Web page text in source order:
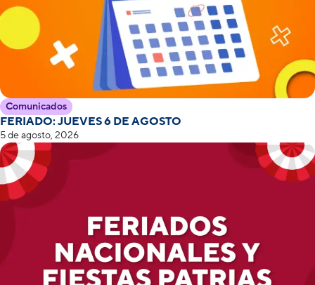
Comunicados
FERIADO: JUEVES 6 DE AGOSTO
5 de agosto, 2026